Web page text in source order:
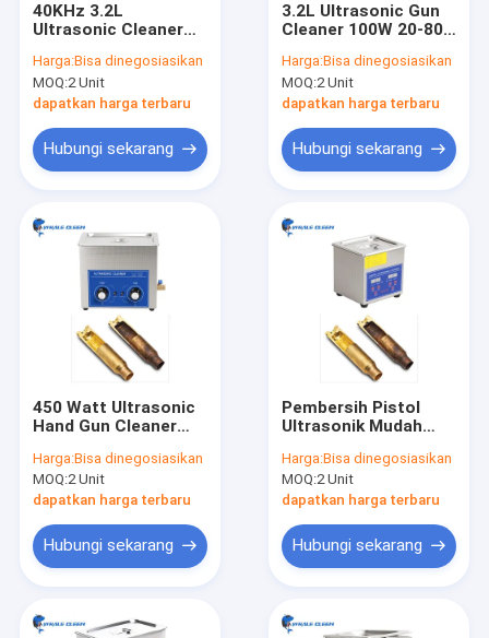
Hubungi kami
Berita
Pembersih Bagian Ultrasonik
Pembersih Senjata Ultrasonik
Pembersih Karbohidrat Ultrasonik
Pembersih Ultrasonik Industri
Pembersih Ultrasonik Otomotif
Mesin Pembersih Perhiasan Ultrasonik
Pembersih Ultrasonik Gigi
Pembersih Mesin Ultrasonik
40KHz 3.2L
Ultrasonic Cleaner
Besar Dengan Fungsi
Daya yang Dapat
Disesuaikan
Harga:Bisa dinegosiasikan
MOQ:2 Unit
dapatkan harga terbaru
Hubungi sekarang
3.2L Ultrasonic Gun
Cleaner 100W 20-80C
Untuk Kotak Peluru
Harga:Bisa dinegosiasikan
MOQ:2 Unit
dapatkan harga terbaru
Hubungi sekarang
450 Watt Ultrasonic
Hand Gun Cleaner
Pemanas yang Dapat
Disesuaikan 20-80C
Harga:Bisa dinegosiasikan
MOQ:2 Unit
dapatkan harga terbaru
Hubungi sekarang
Pembersih Pistol
Ultrasonik Mudah
Dengan Pemanas
Timer Digital
Harga:Bisa dinegosiasikan
MOQ:2 Unit
dapatkan harga terbaru
Hubungi sekarang